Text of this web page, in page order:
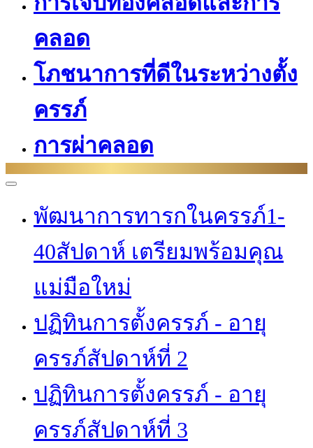
คลอด
โภชนาการที่ดีในระหว่างตั้ง
ครรภ์
การผ่าคลอด
พัฒนาการทารกในครรภ์1-
40สัปดาห์ เตรียมพร้อมคุณ
แม่มือใหม่
ปฏิทินการตั้งครรภ์ - อายุ
ครรภ์สัปดาห์ที่ 2
ปฏิทินการตั้งครรภ์ - อายุ
ครรภ์สัปดาห์ที่ 3